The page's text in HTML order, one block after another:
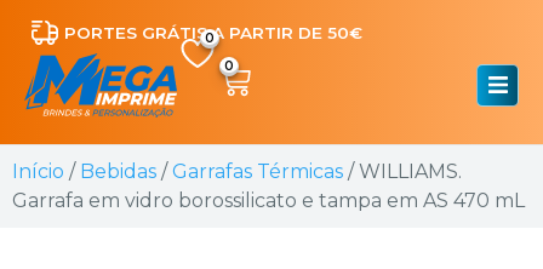
PORTES GRÁTIS A PARTIR DE 50€
0
Início / Bebidas /Garrafas Térmicas / WILLIAMS.
Garrafa em vidro borossilicato e tampa em AS 470 mL